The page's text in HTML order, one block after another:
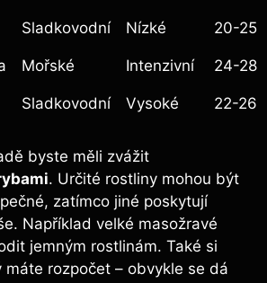
Sladkovodní Nízké 20-25
Mořské Intenzivní 24-28
Sladkovodní Vysoké 22-26
byste měli ⁤zvážit
. Určité rostliny mohou být
zatímco jiné poskytují
Například velké masožravé
jemným rostlinám. Také⁣ si
máte rozpočet –‌ obvykle​ se dá